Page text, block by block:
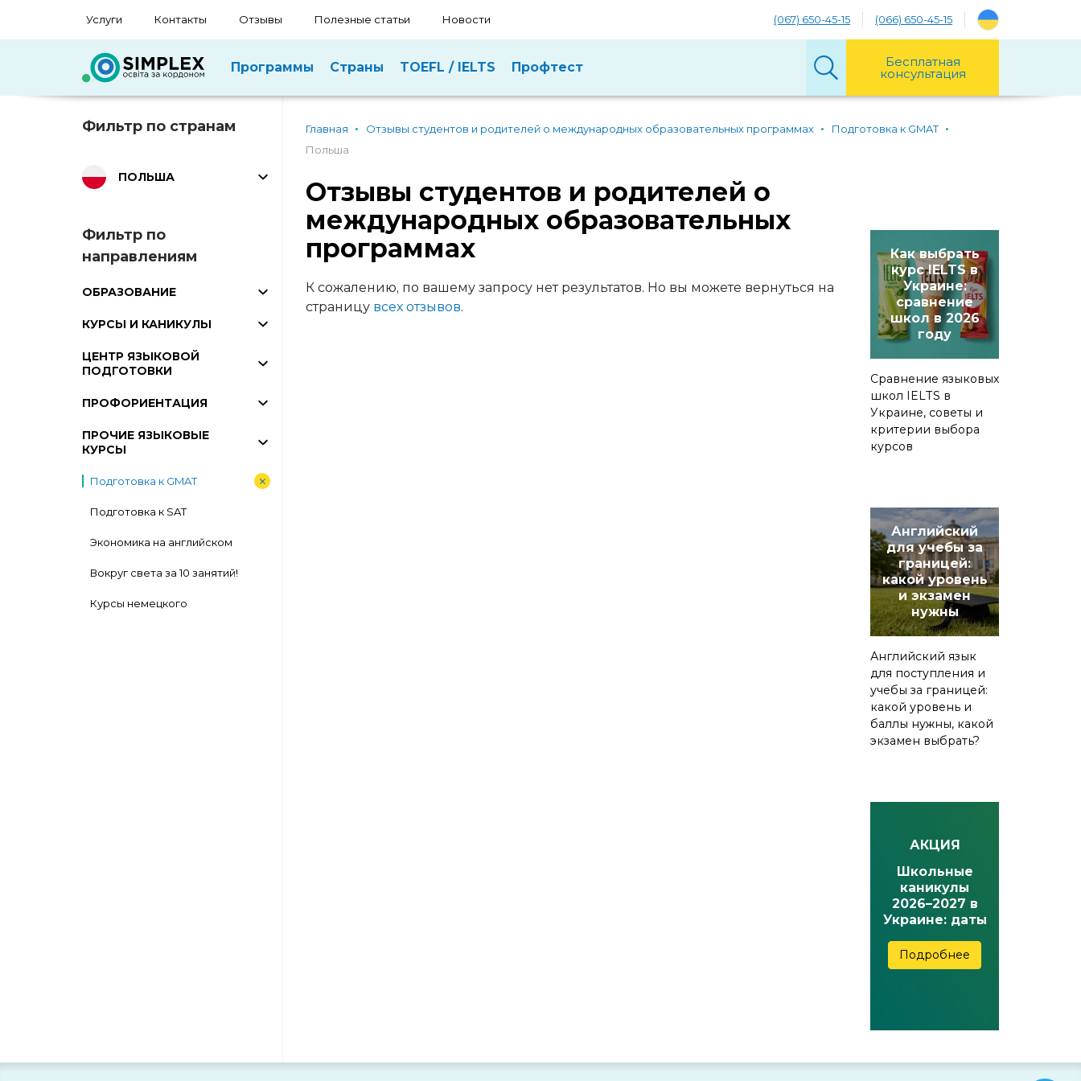
Услуги Контакты Отзывы Полезные статьи Новости (067) 650-45-15 (066) 650-45-15
Программы Страны TOEFL / IELTS Профтест Бесплатная
консультация
Фильтр по странам
ПОЛЬША
Фильтр по
направлениям
ОБРАЗОВАНИЕ
КУРСЫ И КАНИКУЛЫ
ЦЕНТР ЯЗЫКОВОЙ
ПОДГОТОВКИ
ПРОФОРИЕНТАЦИЯ
ПРОЧИЕ ЯЗЫКОВЫЕ
КУРСЫ
Подготовка к GMAT
Подготовка к SAT
Экономика на английском
Вокруг света за 10 занятий!
Курсы немецкого
Главная Отзывы студентов и родителей о международных образовательных программах
Подготовка к GMAT
Польша
Отзывы студентов и родителей о
международных образовательных
программах
К сожалению, по вашему запросу нет результатов. Но вы можете вернуться на
страницу всех отзывов.
Как выбрать
курс IELTS в
Украине:
сравнение
школ в 2026
году
Сравнение языковых
школ IELTS в
Украине, советы и
критерии выбора
курсов
Английский
для учебы за
границей:
какой уровень
и экзамен
нужны
Английский язык
для поступления и
учебы за границей:
какой уровень и
баллы нужны, какой
экзамен выбрать?
АКЦИЯ
Школьные
каникулы
2026–2027 в
Украине: даты
зимних,
весенних и
Подробнее